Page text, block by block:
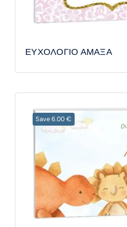
ΕΥΧΟΛΟΓΙΟ ΑΜΑΞΑ
Save 6.00 €